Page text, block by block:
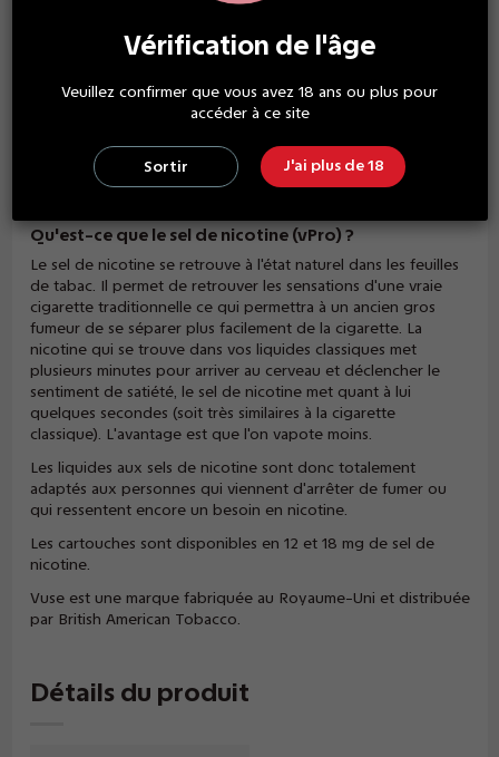
Elles sont vendues par boite de 2 capsules de 1.9ml de liquide
résistance de 1,95 ohm, en céramique poreuse, soudée à la
base de la cartouche ce qui empêche les fuites. Vous n'avez
vous n'avez pas de résistance à changer. Lorsque votre
capsule est vide vous l'enlevez de votre ePod et en remettez
Qu'est-ce que le sel de nicotine (vPro) ?
Le sel de nicotine se retrouve à l'état naturel dans les feuilles
de tabac. Il permet de retrouver les sensations d'une vraie
cigarette traditionnelle ce qui permettra à un ancien gros
fumeur de se séparer plus facilement de la cigarette. La
nicotine qui se trouve dans vos liquides classiques met
plusieurs minutes pour arriver au cerveau et déclencher le
sentiment de satiété, le sel de nicotine met quant à lui
quelques secondes (soit très similaires à la cigarette
classique). L'avantage est que l'on vapote moins.
Les liquides aux sels de nicotine sont donc totalement
adaptés aux personnes qui viennent d'arrêter de fumer ou
qui ressentent encore un besoin en nicotine.
Les cartouches sont disponibles en 12 et 18 mg de sel de
nicotine.
Vuse est une marque fabriquée au Royaume-Uni et distribuée
par British American Tobacco.
Détails du produit
Vérification de l'âge
Veuillez confirmer que vous avez 18 ans ou plus pour
accéder à ce site
Sortir J'ai plus de 18